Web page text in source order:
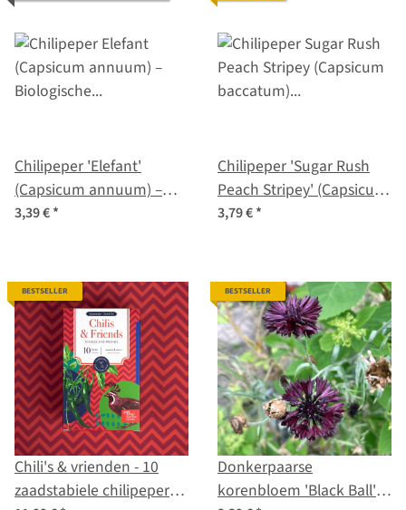
Chilipeper 'Elefant'
(Capsicum annuum) –
Biologische zaden
3,39 €*
Chilipeper 'Sugar Rush
Peach Stripey' (Capsicum
baccatum) zaden
3,79 €*
BESTSELLER
Chili's & vrienden - 10
zaadstabiele chilipepers
BESTSELLER
Donkerpaarse
korenbloem 'Black Ball'